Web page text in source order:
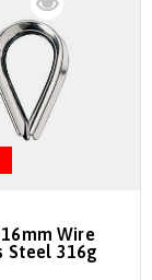
Wire
Steel 316g